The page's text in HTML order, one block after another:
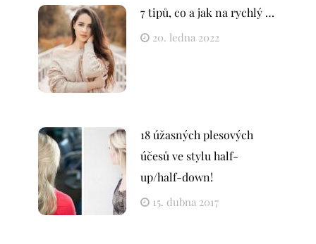
7 tipů, co a jak na rychlý …
20. ledna 2022
18 úžasných plesových
účesů ve stylu half-
up/half-down!
15. dubna 2017